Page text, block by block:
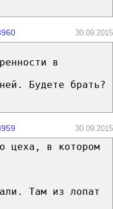
30.09.2015
в
Будете брать?
30.09.2015
цеха, в котором
Там из лопат